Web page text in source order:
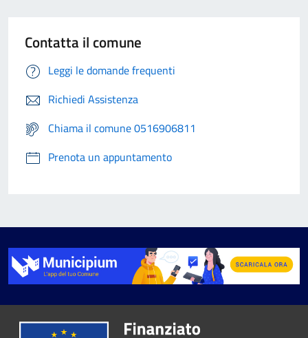
Contatta il comune
Leggi le domande frequenti
Richiedi Assistenza
Chiama il comune 0516906811
Prenota un appuntamento